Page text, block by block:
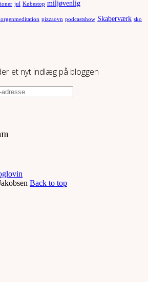
jul Købestop miljøvenlig
pizzaovn podcastshow Skaberværk sko
et nyt indlæg på bloggen
Back to top